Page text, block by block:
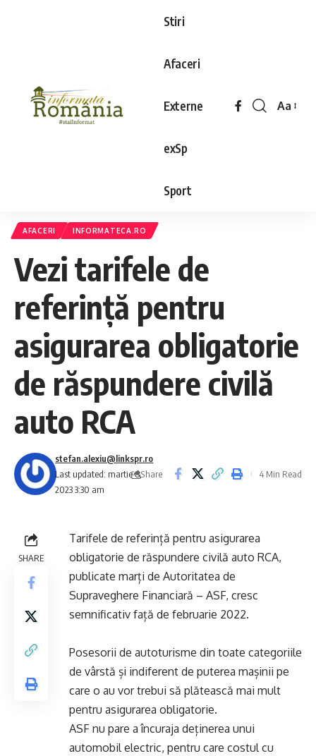
Stiri
Afaceri
Externe
exSp
Sport
Aa
AFACERI INFORMATECA.RO
Vezi tarifele de
referință pentru
asigurarea obligatorie
de răspundere civilă
auto RCA
Last updated: martie 8,
2023 3:30 am
stefan.alexiu@linkspr.ro
Share
4 Min Read
SHARE
Tarifele de referință pentru asigurarea
obligatorie de răspundere civilă auto RCA,
publicate marți de Autoritatea de
Supraveghere Financiară – ASF, cresc
semnificativ față de februarie 2022.
Posesorii de autoturisme din toate categoriile
de vârstă și indiferent de puterea mașinii pe
care o au vor trebui să plătească mai mult
pentru asigurarea obligatorie.
ASF nu pare a încuraja deținerea unui
automobil electric, pentru care costul cu